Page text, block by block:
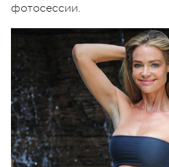
фотосессии.